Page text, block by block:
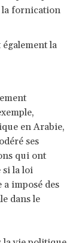
la fornication
la
en Arabie,
ses
qui ont
si la loi
a imposé des
dans le